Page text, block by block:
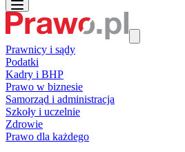
Prawnicy i sądy
Podatki
Kadry i BHP
Prawo w biznesie
Samorząd i administracja
Szkoły i uczelnie
Zdrowie
Prawo dla każdego